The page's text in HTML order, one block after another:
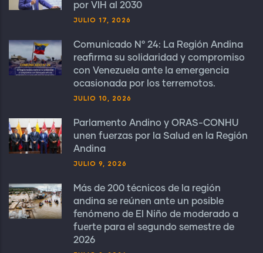
por VIH al 2030
JULIO 17, 2026
Comunicado N° 24: La Región Andina
reafirma su solidaridad y compromiso
con Venezuela ante la emergencia
ocasionada por los terremotos.
JULIO 10, 2026
Parlamento Andino y ORAS-CONHU
unen fuerzas por la Salud en la Región
Andina
JULIO 9, 2026
Más de 200 técnicos de la región
andina se reúnen ante un posible
fenómeno de El Niño de moderado a
fuerte para el segundo semestre de
2026